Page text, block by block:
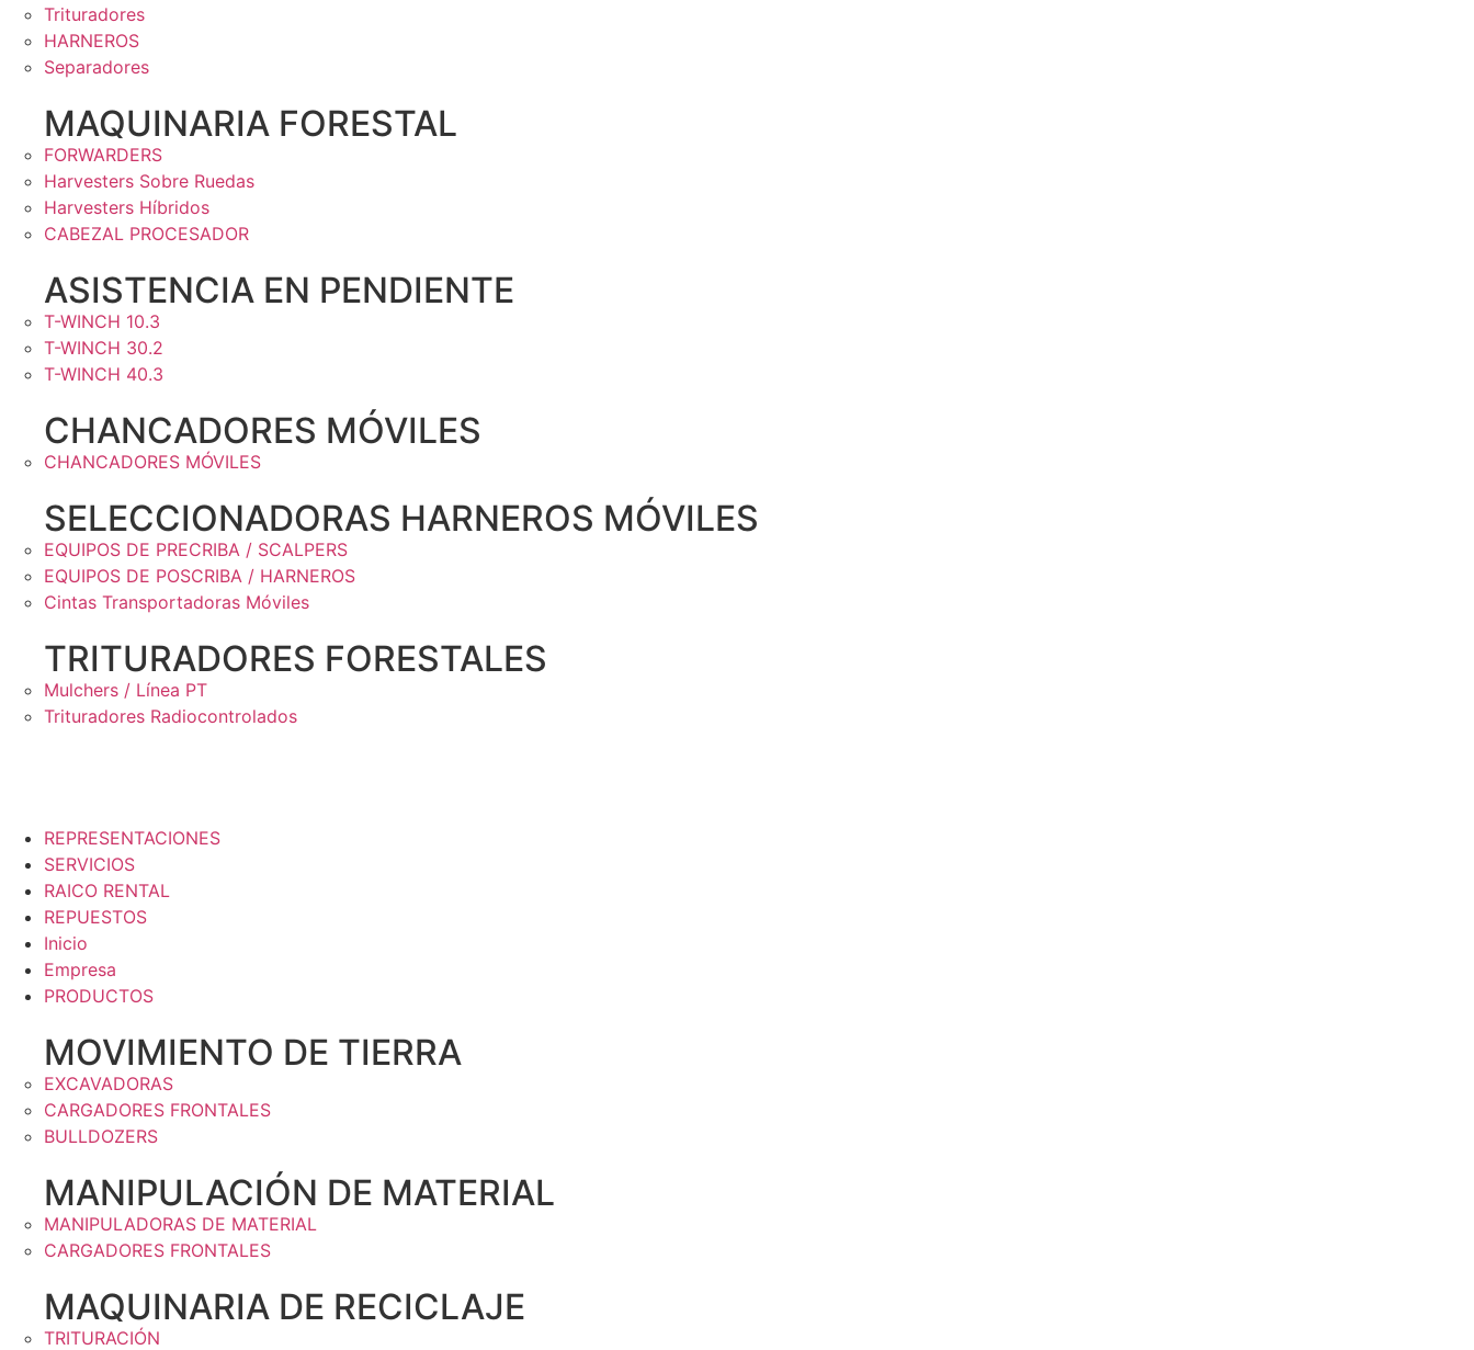
Trituradores
HARNEROS
Separadores
MAQUINARIA FORESTAL
FORWARDERS
Harvesters Sobre Ruedas
Harvesters Híbridos
CABEZAL PROCESADOR
ASISTENCIA EN PENDIENTE
T-WINCH 10.3
T-WINCH 30.2
T-WINCH 40.3
CHANCADORES MÓVILES
CHANCADORES MÓVILES
SELECCIONADORAS HARNEROS MÓVILES
EQUIPOS DE PRECRIBA / SCALPERS
EQUIPOS DE POSCRIBA / HARNEROS
Cintas Transportadoras Móviles
TRITURADORES FORESTALES
Mulchers / Línea PT
Trituradores Radiocontrolados
REPRESENTACIONES
SERVICIOS
RAICO RENTAL
REPUESTOS
Inicio
Empresa
PRODUCTOS
MOVIMIENTO DE TIERRA
EXCAVADORAS
CARGADORES FRONTALES
BULLDOZERS
MANIPULACIÓN DE MATERIAL
MANIPULADORAS DE MATERIAL
CARGADORES FRONTALES
MAQUINARIA DE RECICLAJE
TRITURACIÓN